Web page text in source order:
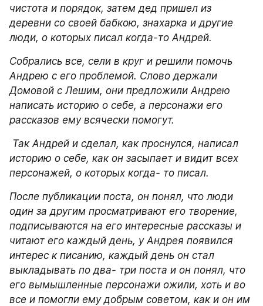
чистота и порядок, затем дед пришел из
деревни со своей бабкою, знахарка и другие
люди, о которых писал когда-то Андрей.
Собрались все, сели в круг и решили помочь
Андрею с его проблемой. Слово держали
Домовой с Лешим, они предложили Андрею
написать историю о себе, а персонажи его
рассказов ему всячески помогут.
Так Андрей и сделал, как проснулся, написал
историю о себе, как он засыпает и видит всех
персонажей, о которых когда- то писал.
После публикации поста, он понял, что люди
один за другим просматривают его творение,
подписываются на его интересные рассказы и
читают его каждый день, у Андрея появился
интерес к писанию, каждый день он стал
выкладывать по два- три поста и он понял, что
его вымышленные персонажи ожили, хоть и во
все и помогли ему добрым советом, как и он им